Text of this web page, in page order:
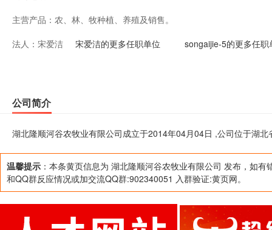
主营产品： 农、林、牧种植、养殖及销售。
法人： 宋爱洁 宋爱洁的更多任职单位 songaijie-5的更多任职
公司简介
湖北隆顺河谷农牧业有限公司成立于2014年04月04日 ,公司位于湖
温馨提示 ：本条黄页信息为 湖北隆顺河谷农牧业有限公司 发布，如有
和QQ群反应情况或加交流QQ群:902340051 入群验证:黄页网。